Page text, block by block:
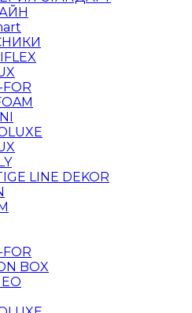
FOR
LINE DEKOR
FOR
BOX